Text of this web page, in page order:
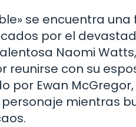
se encuentra
por el
Naomi
reunirse con su
por Ewan
mientras